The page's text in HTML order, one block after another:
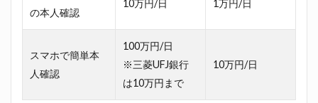
確認
3.3
認証
の本人確認
10万円/日 1万円/日
スマホで簡単本
人確認
100万円/日
※三菱UFJ銀行
は10万円まで
10万円/日